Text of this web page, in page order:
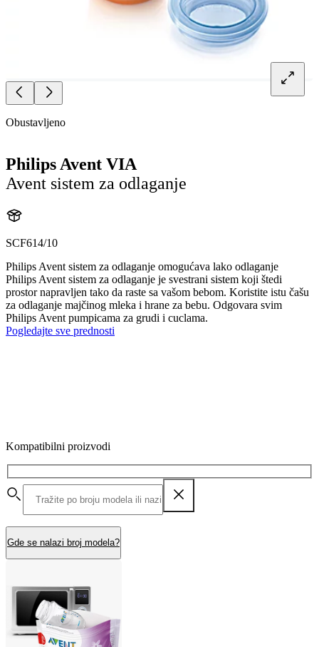
Obustavljeno
Philips Avent VIA
Avent sistem za odlaganje
SCF614/10
Philips Avent sistem za odlaganje omogućava lako odlaganje
Philips Avent sistem za odlaganje je svestrani sistem koji štedi
prostor napravljen tako da raste sa vašom bebom. Koristite istu čašu
za odlaganje majčinog mleka i hrane za bebu. Odgovara svim
Philips Avent pumpicama za grudi i cuclama.
Pogledajte sve prednosti
Kompatibilni proizvodi
Gde se nalazi broj modela?